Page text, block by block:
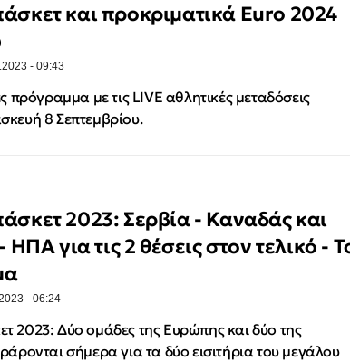
και προκριματικά Euro 2024
- 09:43
πρόγραμμα με τις LIVE αθλητικές μεταδόσεις
8 Σεπτεμβρίου.
2023: Σερβία - Καναδάς και
ΗΠΑ για τις 2 θέσεις στον τελικό -
- 06:24
2023: Δύο ομάδες της Ευρώπης και δύο της
σήμερα για τα δύο εισιτήρια του μεγάλου